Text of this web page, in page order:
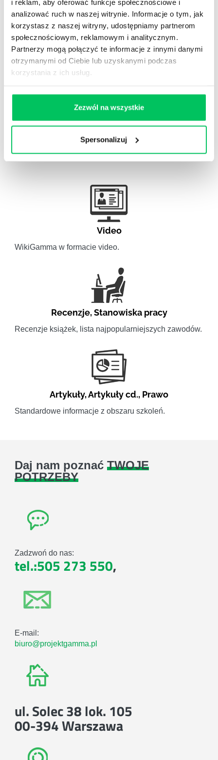
i reklam, aby oferować funkcje społecznościowe i
analizować ruch w naszej witrynie. Informacje o tym, jak
korzystasz z naszej witryny, udostępniamy partnerom
społecznościowym, reklamowym i analitycznym.
Partnerzy mogą połączyć te informacje z innymi danymi
otrzymanymi od Ciebie lub uzyskanymi podczas
korzystania z ich usług.
Zezwól na wszystkie
Spersonalizuj
Gamma Q&A
Odpowiedzi na często pojawiające się pytania z
obszaru HR.
Video
WikiGamma w formacie video.
Recenzje,Stanowiska pracy
Recenzje książek, lista najpopularniejszych zawodów.
Artykuły,Artykuły cd., Prawo
Standardowe informacje z obszaru szkoleń.
Daj nam poznać TWOJE
POTRZEBY
Zadzwoń do nas:
tel.:505 273 550,
E-mail:
biuro@projektgamma.pl
ul. Solec 38 lok. 105
00-394 Warszawa